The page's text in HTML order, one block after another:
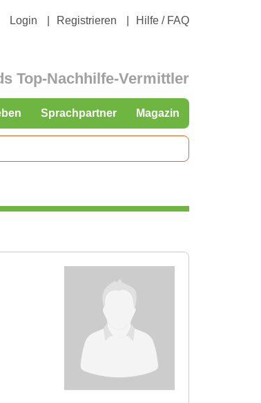
Login Registrieren Hilfe / FAQ
Top-Nachhilfe-Vermittler
Sprachpartner Magazin